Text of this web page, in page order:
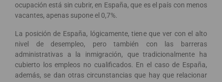
ocupación está sin cubrir, en España, que es el país con menos
vacantes, apenas supone el 0,7%.
La posición de España, lógicamente, tiene que ver con el alto
nivel de desempleo, pero también con las barreras
administrativas a la inmigración, que tradicionalmente ha
cubierto los empleos no cualificados. En el caso de España,
además, se dan otras circunstancias que hay que relacionar